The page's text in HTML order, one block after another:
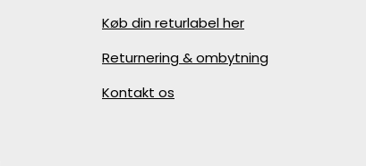
Køb din returlabel her
Returnering & ombytning
Kontakt os